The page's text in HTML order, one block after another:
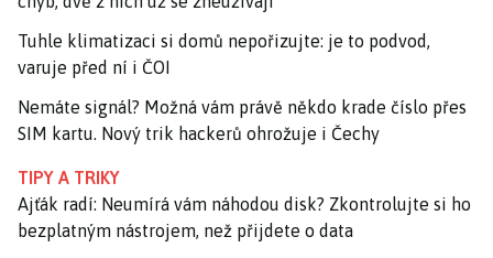
Tuhle klimatizaci si domů nepořizujte: je to podvod,
varuje před ní i ČOI
Nemáte signál? Možná vám právě někdo krade číslo přes
SIM kartu. Nový trik hackerů ohrožuje i Čechy
TIPY A TRIKY
Ajťák radí: Neumírá vám náhodou disk? Zkontrolujte si ho
bezplatným nástrojem, než přijdete o data